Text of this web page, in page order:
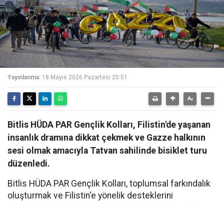
Yayınlanma: 18 Mayıs 2026 Pazartesi 20:51
Bitlis HÜDA PAR Gençlik Kolları, Filistin'de yaşanan
insanlık dramına dikkat çekmek ve Gazze halkının
sesi olmak amacıyla Tatvan sahilinde bisiklet turu
düzenledi.
Bitlis HÜDA PAR Gençlik Kolları, toplumsal farkındalık
oluşturmak ve Filistin'e yönelik desteklerini